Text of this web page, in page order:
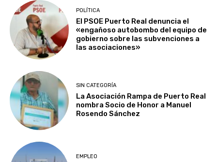
POLÍTICA
El PSOE Puerto Real denuncia el
«engañoso autobombo del equipo de
gobierno sobre las subvenciones a
las asociaciones»
SIN CATEGORÍA
La Asociación Rampa de Puerto Real
nombra Socio de Honor a Manuel
Rosendo Sánchez
EMPLEO